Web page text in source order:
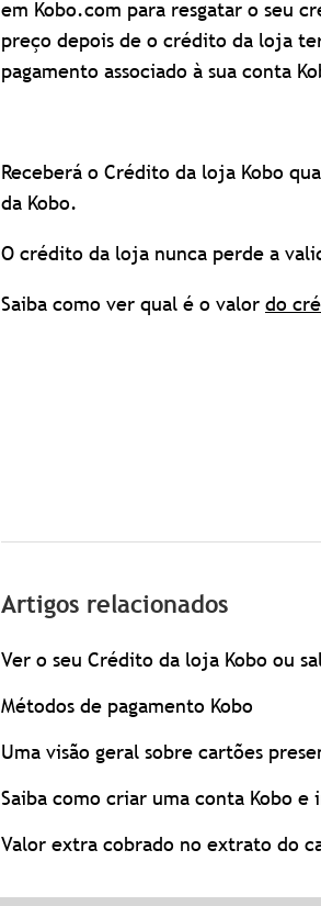
em Kobo.com para resgatar o seu
preço depois de o crédito da loja
pagamento associado à sua conta
Receberá o Crédito da loja Kobo
da Kobo.
O crédito da loja nunca perde a
Saiba como ver qual é o valor do
Artigos relacionados
Ver o seu Crédito da loja Kobo ou
Métodos de pagamento Kobo
Uma visão geral sobre cartões
Saiba como criar uma conta Kobo e
Valor extra cobrado no extrato do